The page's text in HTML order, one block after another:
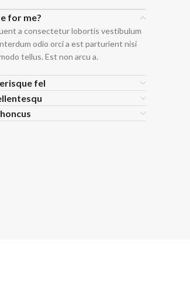
for me?
a consectetur lobortis vestibulum
odio orci a est parturient nisi
tellus. Est non arcu a.
fel